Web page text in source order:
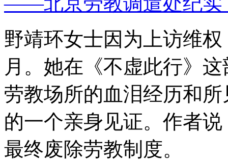
野靖环女士因为上访维
月。她在《不虚此行》
劳教场所的血泪经历和
的一个亲身见证。作者
最终废除劳教制度。